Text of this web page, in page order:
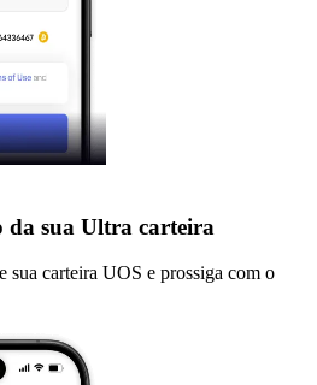
da sua Ultra carteira
sua carteira UOS e prossiga com o